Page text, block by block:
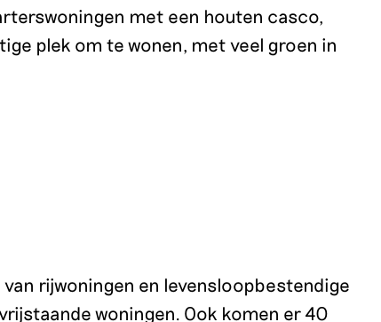
met een houten casco,
plek om te wonen, met veel groen in
rijwoningen en levensloopbestendige
woningen. Ook komen er 40